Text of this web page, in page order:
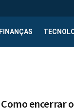
FINANÇAS
Como encerrar